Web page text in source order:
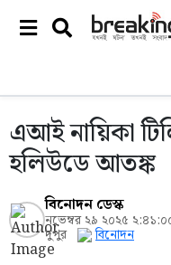
এআই নায়িকা
হলিউডে আতঙ্ক
বিনোদন ডেস্ক
নভেম্বর ২৯ ২০২৫
দুপুর বিনোদন